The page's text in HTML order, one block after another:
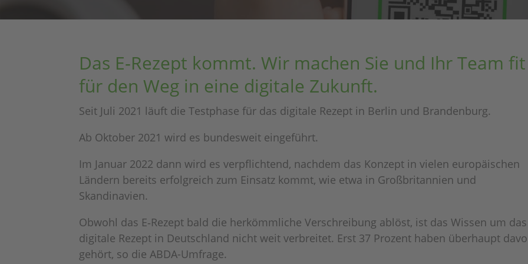
Das E‑Rezept kommt. Wir machen Sie und Ihr Team fit
für den Weg in eine digi­tale Zukunft.
Seit Juli 2021 läuft die Test­phase für das digi­tale Rezept in Berlin und Brandenburg.
Ab Okto­ber 2021 wird es bundes­weit eingeführt.
Im Januar 2022 dann wird es verpflich­tend, nach­dem das Konzept in vielen euro­päi­schen
Ländern bereits erfolg­reich zum Einsatz kommt, wie etwa in Groß­bri­tan­nien und
Skandinavien.
Obwohl das E‑Rezept bald die herkömm­li­che Verschrei­bung ablöst, ist das Wissen um das
digi­tale Rezept in Deutsch­land nicht weit verbrei­tet. Erst 37 Prozent haben über­haupt
gehört, so die ABDA-Umfrage.